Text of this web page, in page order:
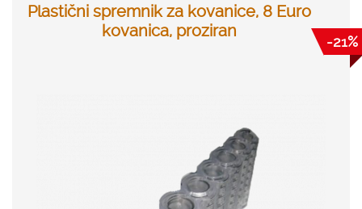
Plastični spremnik za kovanice, 8 Euro
kovanica, proziran
-21%